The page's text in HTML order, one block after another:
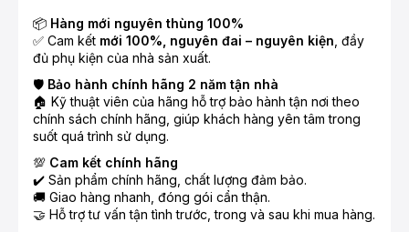
📦 Hàng mới nguyên thùng 100%
✅ Cam kết mới 100%, nguyên đai – nguyên kiện, đầy
đủ phụ kiện của nhà sản xuất.
🛡️ Bảo hành chính hãng 2 năm tận nhà
🏠 Kỹ thuật viên của hãng hỗ trợ bảo hành tận nơi theo
chính sách chính hãng, giúp khách hàng yên tâm trong
suốt quá trình sử dụng.
💯 Cam kết chính hãng
✔️ Sản phẩm chính hãng, chất lượng đảm bảo.
🚚 Giao hàng nhanh, đóng gói cẩn thận.
🤝 Hỗ trợ tư vấn tận tình trước, trong và sau khi mua hàng.